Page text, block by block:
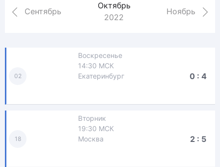
Сентябрь
Октябрь
2022
Ноябрь
02
Воскресенье
14:30 МСК
Екатеринбург
0 : 4
18
Вторник
19:30 МСК
Москва
2 : 5